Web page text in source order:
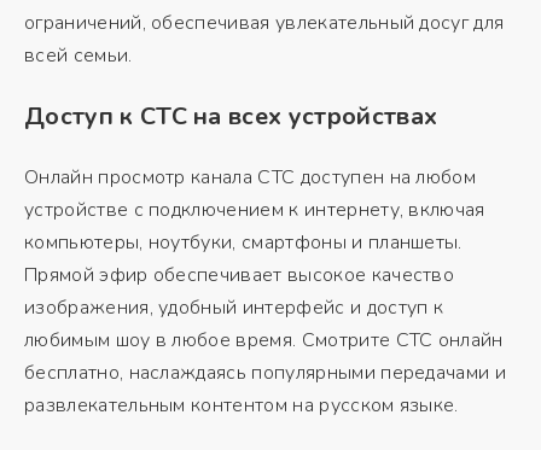
ограничений, обеспечивая увлекательный досуг для
всей семьи.
Доступ к СТС на всех устройствах
Онлайн просмотр канала СТС доступен на любом
устройстве с подключением к интернету, включая
компьютеры, ноутбуки, смартфоны и планшеты.
Прямой эфир обеспечивает высокое качество
изображения, удобный интерфейс и доступ к
любимым шоу в любое время. Смотрите СТС онлайн
бесплатно, наслаждаясь популярными передачами и
развлекательным контентом на русском языке.